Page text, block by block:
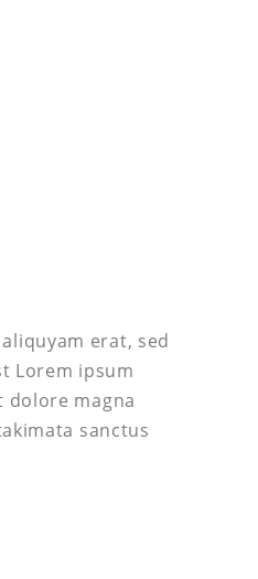
erat, sed
Lorem ipsum
magna
sanctus